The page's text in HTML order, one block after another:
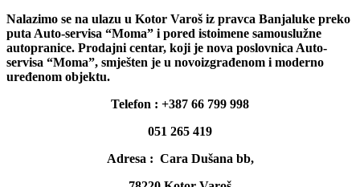
Nalazimo se na ulazu u Kotor Varoš iz pravca Banjaluke preko
puta Auto-servisa “Moma” i pored istoimene samouslužne
autopranice. Prodajni centar, koji je nova poslovnica Auto-
servisa “Moma”, smješten je u novoizgrađenom i moderno
uređenom objektu.
Telefon : +387 66 799 998
051 265 419
Adresa : Cara Dušana bb,